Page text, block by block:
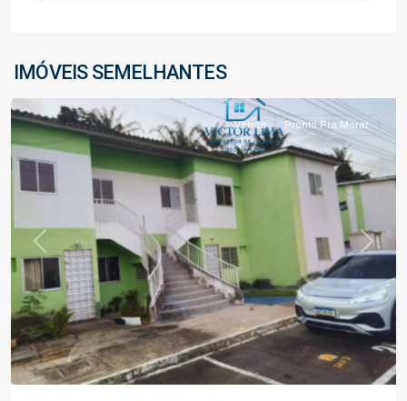
IMÓVEIS SEMELHANTES
Azul
Manaus
Previous Next
Venda Pronto Pra Morar